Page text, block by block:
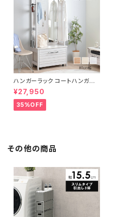
ハンガーラック コートハンガー
ワードローブ フリーラック クロ
ーゼット 幅80 新生活 一人暮ら
し
¥27,950
35%OFF
その他の商品